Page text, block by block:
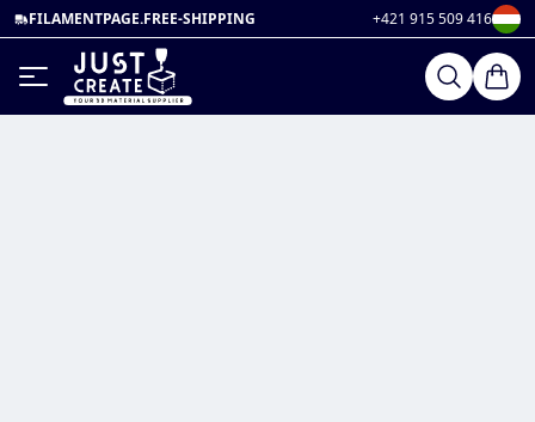
FILAMENTPAGE.FREE-SHIPPING +421 915 509 416